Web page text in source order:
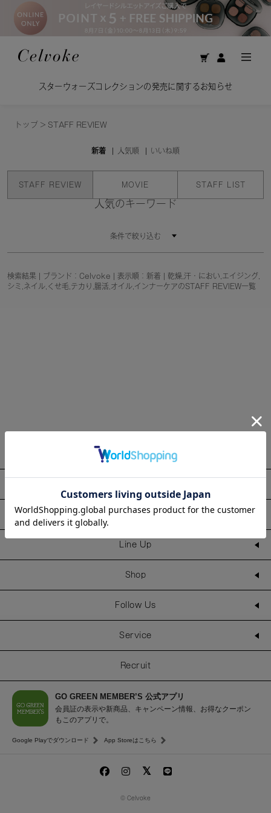
スターウォーズコレクションの発売に関するお知らせ
トップ > STAFF REVIEW
新着 人気順 いいね順
STAFF REVIEW MOVIE STAFF LIST
人気のキーワード
条件で絞り込む
検索結果 | ブランド：Celvoke | 表示順：新着 | 乾燥,汗・におい,エイジング,
シミ,ネイル,くせ毛,テカり,腸活,オイル,インナーケアのSTAFF REVIEW一覧
Information
Line Up
Shop
Follow Us
Service
Recruit
GO GREEN MEMBER’S 公式アプリ
会員証の表示や新商品、キャンペーン情報、お得なクーポン
もこのアプリで。
Google Playでダウンロード App Storeはこちら
© Celvoke